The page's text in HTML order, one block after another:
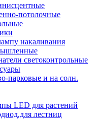
потолочные
накаливания
светоконтрольные
парковые и на солн.
LED для растений
лестниц